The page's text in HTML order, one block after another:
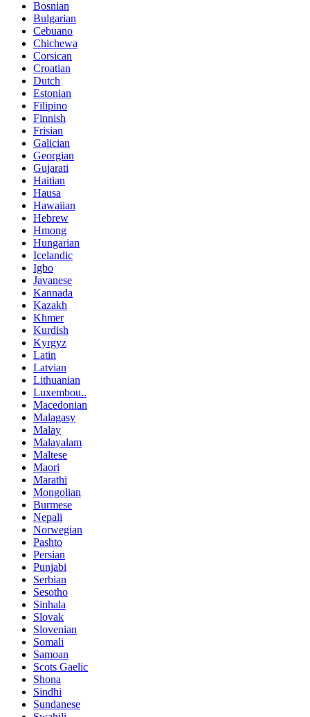
Bosnian
Bulgarian
Cebuano
Chichewa
Corsican
Croatian
Dutch
Estonian
Filipino
Finnish
Frisian
Galician
Georgian
Gujarati
Haitian
Hausa
Hawaiian
Hebrew
Hmong
Hungarian
Icelandic
Igbo
Javanese
Kannada
Kazakh
Khmer
Kurdish
Kyrgyz
Latin
Latvian
Lithuanian
Luxembou..
Macedonian
Malagasy
Malay
Malayalam
Maltese
Maori
Marathi
Mongolian
Burmese
Nepali
Norwegian
Pashto
Persian
Punjabi
Serbian
Sesotho
Sinhala
Slovak
Slovenian
Somali
Samoan
Scots Gaelic
Shona
Sindhi
Sundanese